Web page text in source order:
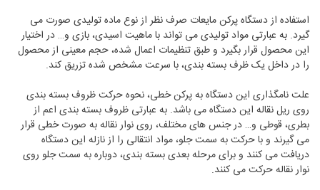
استفاده از دستگاه پرکن مایعات صرف نظر از نوع ماده تولیدی صورت می
گیرد. به عبارتی مواد تولیدی می تواند با ماهیت اسیدی، بازی و… در اختیار
این محصول قرار بگیرد و طبق تنظیمات اعمال شده، حجم معینی از محصول
را در داخل یک ظرف بسته بندی، با سرعت مشخص شده تزریق کند.
علت نامگذاری این دستگاه به پرکن خطی، نحوه حرکت ظروف بسته بندی
روی ریل نقاله این دستگاه می باشد. به عبارتی ظروف بسته بندی اعم از
بطری، قوطی و… در جنس های مختلف، روی نوار نقاله به صورت خطی قرار
می گیرند و با حرکت به سمت جلو، مواد انتقالی را از نازله این دستگاه
دریافت می کنند و برای مرحله بعدی بسته بندی، دوباره به سمت جلو روی
نوار نقاله حرکت می کنند.